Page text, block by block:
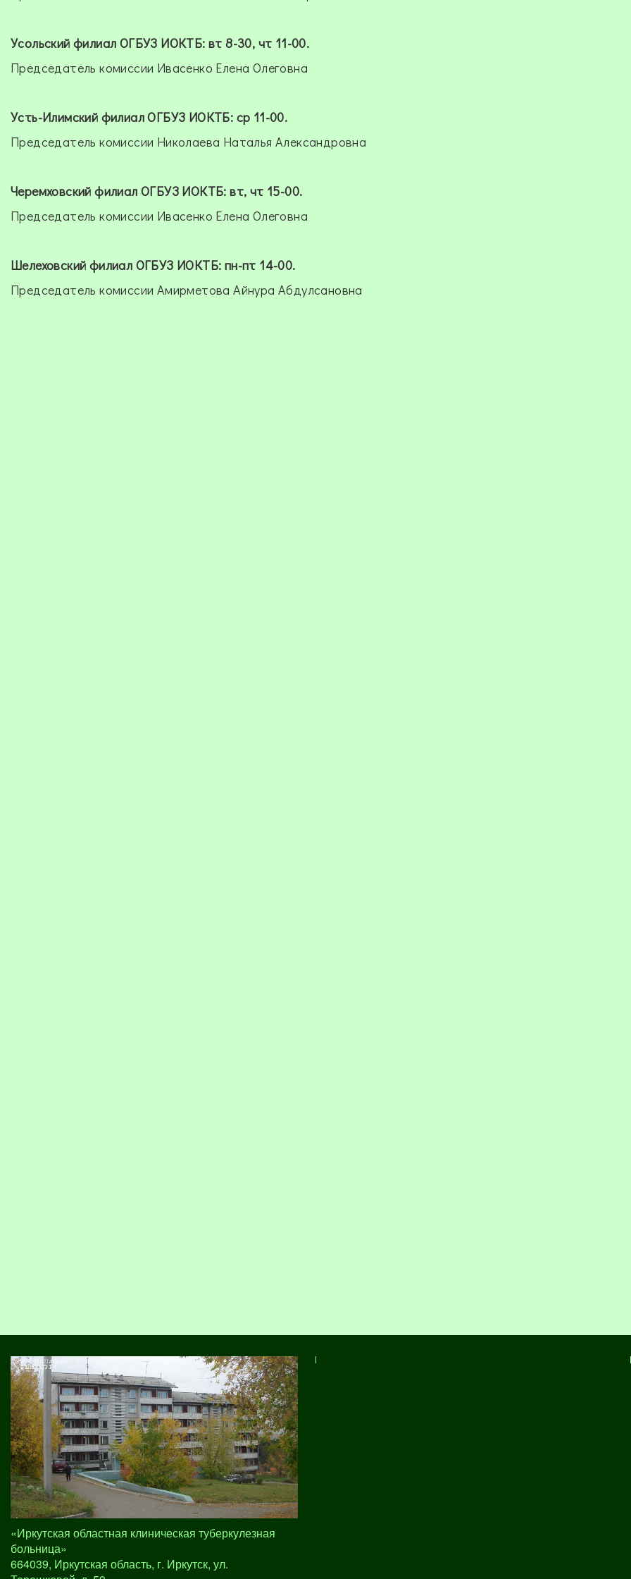
Усольский филиал ОГБУЗ ИОКТБ: вт 8-30, чт 11-00.
Председатель комиссии Ивасенко Елена Олеговна
Усть-Илимский филиал ОГБУЗ ИОКТБ: ср 11-00.
Председатель комиссии Николаева Наталья Александровна
Черемховский филиал ОГБУЗ ИОКТБ: вт, чт 15-00.
Председатель комиссии Ивасенко Елена Олеговна
Шелеховский филиал ОГБУЗ ИОКТБ: пн-пт 14-00.
Председатель комиссии Амирметова Айнура Абдулсановна
«Иркутская областная клиническая туберкулезная
больница»
664039, Иркутская область, г. Иркутск, ул.